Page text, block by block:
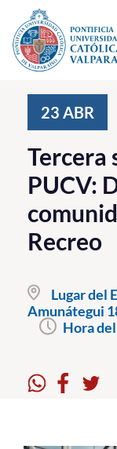
Click acá para ir
Investigación,
PUCV
Vinculación con
Admisión
Pregrado
Postgrado
Estudiantes
23 ABR
Tercera
PUCV:
Recreo
Lugar del
Amunátegui
Hora